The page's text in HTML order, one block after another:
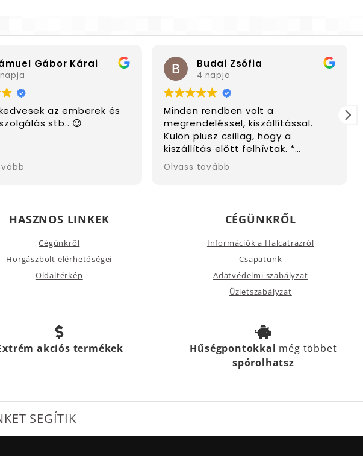
Gábor Kárai
az emberek és
stb.. 😉
Budai Zsófia
4 napja
Minden rendben volt a
megrendeléssel, kiszállítással.
Külön plusz csillag, hogy a
kiszállítás előtt felhívtak. *
Köszönöm
Olvass tovább
HASZNOS LINKEK
Cégünkről
Horgászbolt elérhetőségei
Oldaltérkép
CÉGÜNKRŐL
Információk a Halcatrazról
Csapatunk
Adatvédelmi szabályzat
Üzletszabályzat
akciós termékek Hűségpontokkal még többet
spórolhatsz
SEGÍTIK